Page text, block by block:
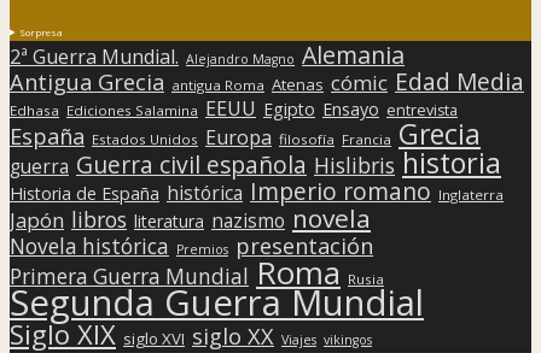
Sorpresa
2ª Guerra Mundial. Alejandro Magno Alemania
Antigua Grecia antigua Roma Atenas cómic Edad Media
Edhasa Ediciones Salamina EEUU Egipto Ensayo entrevista
España Estados Unidos Europa filosofía Francia Grecia
guerra Guerra civil española Hislibris historia
Historia de España histórica Imperio romano Inglaterra
Japón libros literatura nazismo novela
Novela histórica Premios presentación
Primera Guerra Mundial Roma Rusia
Segunda Guerra Mundial
Siglo XIX siglo XVI siglo XX Viajes vikingos